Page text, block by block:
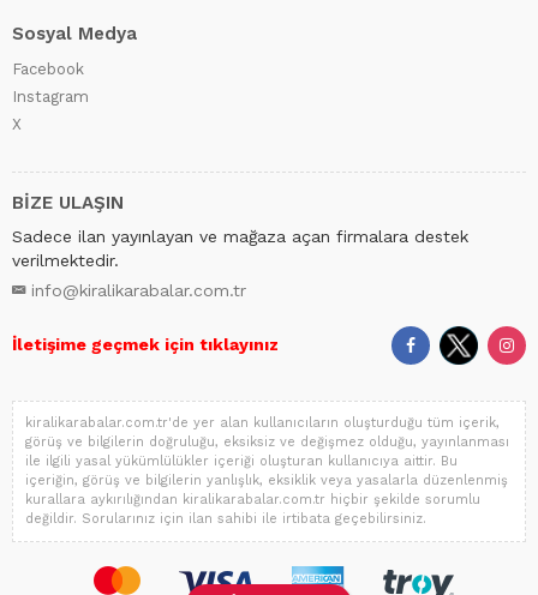
Sosyal Medya
Facebook
Instagram
X
BİZE ULAŞIN
Sadece ilan yayınlayan ve mağaza açan firmalara destek
verilmektedir.
info@kiralikarabalar.com.tr
İletişime geçmek için tıklayınız
kiralikarabalar.com.tr'de yer alan kullanıcıların oluşturduğu tüm içerik,
görüş ve bilgilerin doğruluğu, eksiksiz ve değişmez olduğu, yayınlanması
ile ilgili yasal yükümlülükler içeriği oluşturan kullanıcıya aittir. Bu
içeriğin, görüş ve bilgilerin yanlışlık, eksiklik veya yasalarla düzenlenmiş
kurallara aykırılığından kiralikarabalar.com.tr hiçbir şekilde sorumlu
değildir. Sorularınız için ilan sahibi ile irtibata geçebilirsiniz.